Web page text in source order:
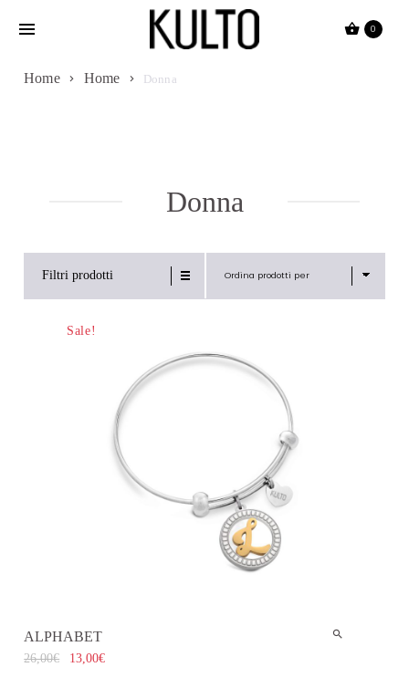
0
Home Home Donna
Donna
Filtri prodotti Ordina prodotti per
Sale!
ALPHABET
26,00€ 13,00€